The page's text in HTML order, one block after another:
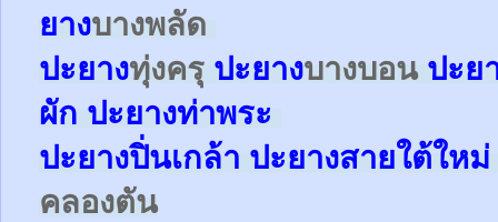
ยางบางพลัด
ปะยางทุ่งครุ ปะยางบางบอน ปะย
ผัก ปะยางท่าพระ
ปะยางปิ่นเกล้า ปะยางสายใต้ใหม่
คลองตัน